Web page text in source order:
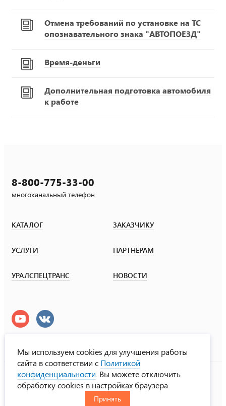
Отмена требований по установке на ТС
опознавательного знака "АВТОПОЕЗД"
Время-деньги
Дополнительная подготовка автомобиля
к работе
8-800-775-33-00
многоканальный телефон
КАТАЛОГ ЗАКАЗЧИКУ
УСЛУГИ ПАРТНЕРАМ
УРАЛСПЕЦТРАНС НОВОСТИ
УралСпецТранс
© ООО «Урал СТ», 2000-2026
Политика конфиденциальности
Мы используем cookies для улучшения работы
сайта в соответствии с Политикой
конфиденциальности . Вы можете отключить
обработку cookies в настройках браузера
Принять